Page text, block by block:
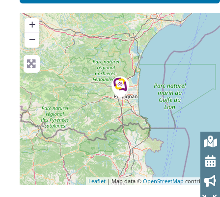
+
−
Leaflet | Map data © OpenStreetMap contributors